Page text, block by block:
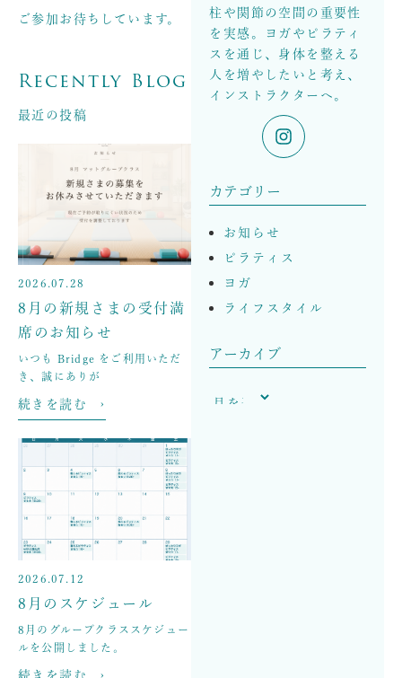
ご参加お待ちしています。
Recently Blog
最近の投稿
8月の新規さまの受付満
席のお知らせ
2026.07.28
いつも Bridge をご利用いただ
き、誠にありが
続きを読む ›
8月のスケジュール
2026.07.12
8月のグループクラススケジュー
ルを公開しました。
続きを読む ›
柱や関節の空間の重要性
を実感。ヨガやピラティ
スを通じ、身体を整える
人を増やしたいと考え、
インストラクターへ。
カテゴリー
お知らせ
ピラティス
ヨガ
ライフスタイル
アーカイブ